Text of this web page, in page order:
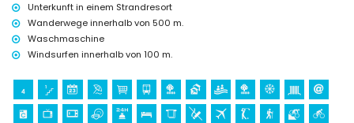
Golf (Águilon Golf) (innerhalb von 5 Kilometern vom Haus)
Unterkunft in einem Strandresort
Wanderwege innerhalb von 500 m.
Waschmaschine
Windsurfen innerhalb von 100 m.